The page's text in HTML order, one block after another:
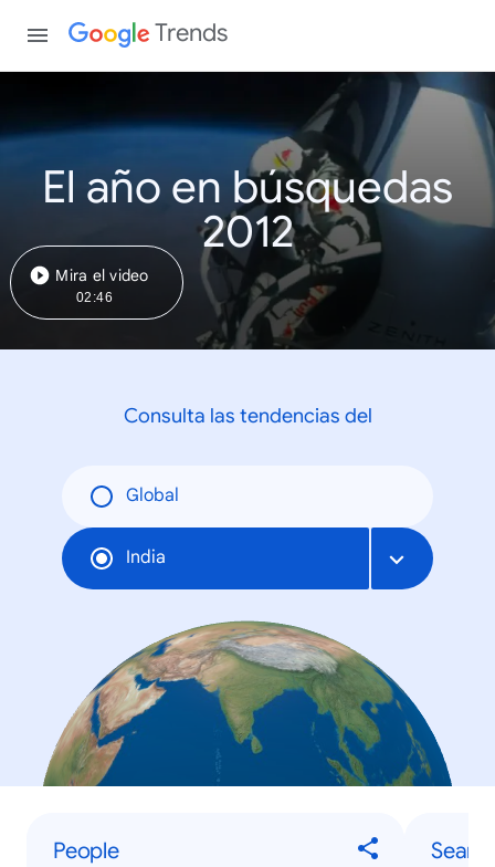
Trends
El año en búsquedas
2012
Mira el video
02:46
Consulta las tendencias del
Global
India
People